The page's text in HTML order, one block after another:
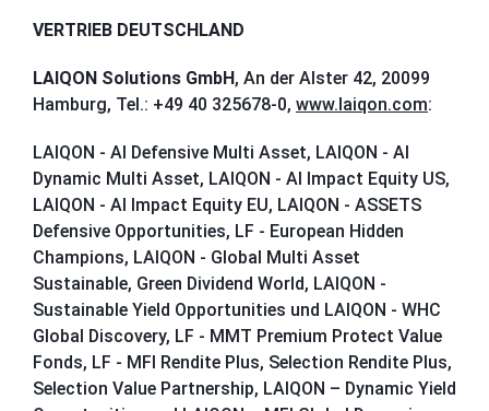
VERTRIEB DEUTSCHLAND
LAIQON Solutions GmbH, An der Alster 42, 20099
Hamburg, Tel.: +49 40 325678-0, www.laiqon.com:
LAIQON - AI Defensive Multi Asset, LAIQON - AI
Dynamic Multi Asset, LAIQON - AI Impact Equity US,
LAIQON - AI Impact Equity EU, LAIQON - ASSETS
Defensive Opportunities, LF - European Hidden
Champions, LAIQON - Global Multi Asset
Sustainable, Green Dividend World, LAIQON -
Sustainable Yield Opportunities und LAIQON - WHC
Global Discovery, LF - MMT Premium Protect Value
Fonds, LF - MFI Rendite Plus, Selection Rendite Plus,
Selection Value Partnership, LAIQON – Dynamic Yield